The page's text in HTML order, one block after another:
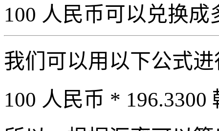
100 人民币可以兑换成
我们可以用以下公式
100 人民币 * 196.3300